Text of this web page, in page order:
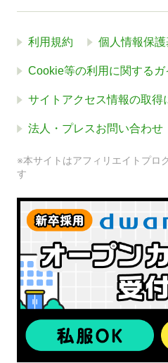
利用規約 個人情報保
Cookie等の利用に関するガ
サイトアクセス情報の取得
法人・プレスお問い合わせ
※本サイトはアフィリエイトプロ
す